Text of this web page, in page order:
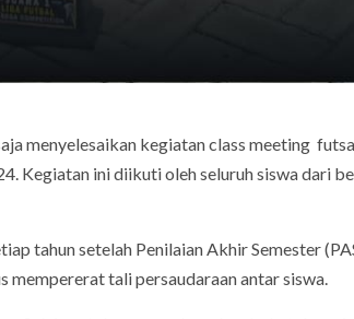
menyelesaikan kegiatan class meeting
Kegiatan ini diikuti oleh seluruh siswa dari
tahun setelah Penilaian Akhir Semester
mempererat tali persaudaraan antar siswa.